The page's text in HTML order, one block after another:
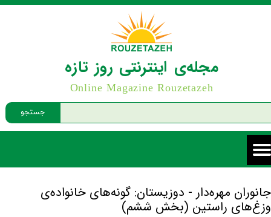
جستجو
مجله‌ی اینترنتی روز تازه
Online Magazine Rouzetazeh
جانوران مهره‌دار - دوزیستان: گونه‌های خانواده‌ی
وزغ‌های راستین (بخش ششم)